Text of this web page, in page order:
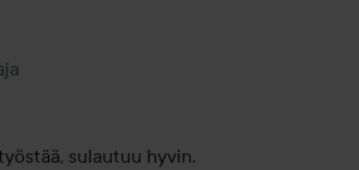
sulautuu hyvin.